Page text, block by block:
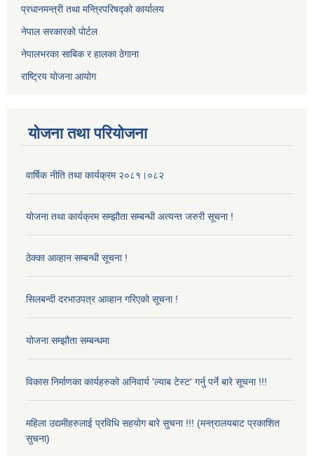
प्रधानमन्त्री तथा मन्त्रिपरिषद्को कार्यालय
नेपाल सरकारको पोर्टल
नेपालभरका साबिक र हालका ठेगाना
राष्ट्रिय योजना आयोग
योजना तथा परियोजना
वार्षिक नीति तथा कार्यक्रम २०८१।०८२
योजना तथा कार्यक्रम सम्झौता सम्बन्धी अत्यन्त जरुरी सूचना !
ठेक्का आव्हान सम्बन्धी सूचना !
सिलबन्दी दरभाउपत्र आव्हान गरिएको सूचना !
योजना सम्झौता सम्बन्धमा
विकास निर्माणका कार्यहरुको अनिवार्य 'ल्याब टेस्ट' गर्नु पर्ने बारे सूचना !!!
महिला उद्यमीहरुलाई प्रविधि सहयोग बारे सुचना !!! (मन्त्रालयबाट प्रकाशित
सुचना)